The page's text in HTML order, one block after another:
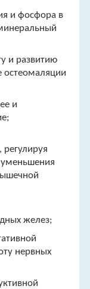
и фосфора в
и развитию
остеомаляции
и
уменьшения
желез;
нервных